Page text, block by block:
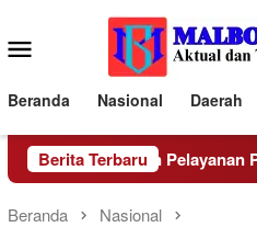
konten
Menu
Mobile
Beranda Nasional Daerah
Berita Terbaru
Penghargaan Pelayanan Publik
Beranda Nasional